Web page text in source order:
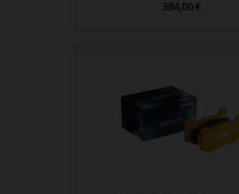
Prix
384,00 €